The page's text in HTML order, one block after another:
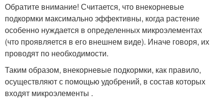
Обратите внимание! Считается, что внекорневые
подкормки максимально эффективны, когда растение
особенно нуждается в определенных микроэлементах
(что проявляется в его внешнем виде). Иначе говоря, их
проводят по необходимости.
Таким образом, внекорневые подкормки, как правило,
осуществляют с помощью удобрений, в состав которых
входят микроэлементы .